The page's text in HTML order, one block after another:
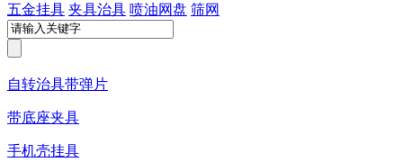
五金挂具 夹具治具 喷油网盘 筛网
自转治具带弹片
带底座夹具
手机壳挂具